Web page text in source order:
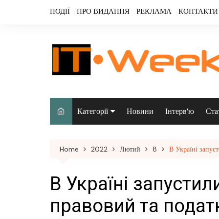
ПОДІЇ ПРО ВИДАННЯ РЕКЛАМА КОНТАКТИ
Категорії
Аудіо & відео
Інфраструктура/
датацентри
Новини Інтерв’ю
Home 2022 Лютий 8 В Україні
В Україні
правовий та